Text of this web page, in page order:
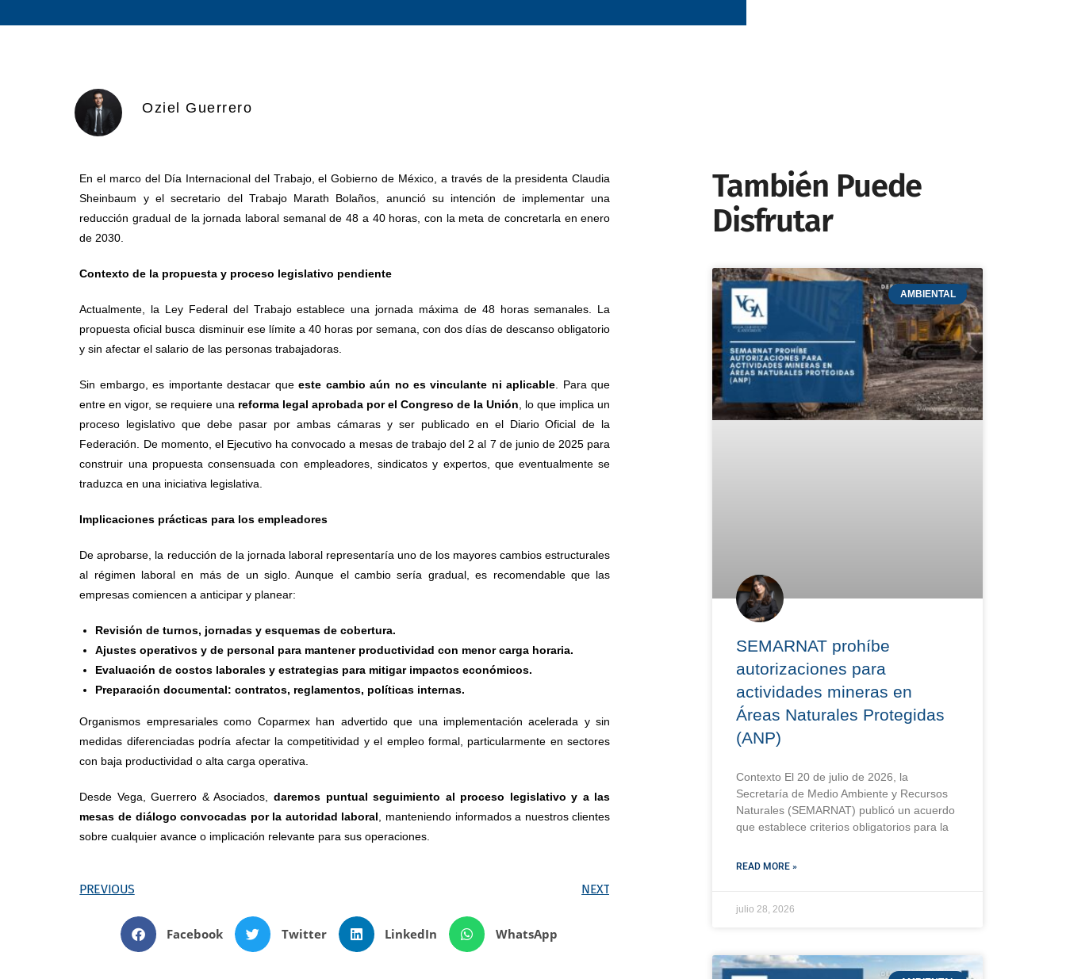
Oziel Guerrero
En el marco del Día Internacional del Trabajo, el Gobierno de México, a través de la presidenta Claudia
Sheinbaum y el secretario del Trabajo Marath Bolaños, anunció su intención de implementar una
reducción gradual de la jornada laboral semanal de 48 a 40 horas, con la meta de concretarla en enero
de 2030.
Contexto de la propuesta y proceso legislativo pendiente
Actualmente, la Ley Federal del Trabajo establece una jornada máxima de 48 horas semanales. La
propuesta oficial busca disminuir ese límite a 40 horas por semana, con dos días de descanso obligatorio
y sin afectar el salario de las personas trabajadoras.
Sin embargo, es importante destacar queeste cambio aún no es vinculante ni aplicable . Para que
entre en vigor, se requiere una reforma legal aprobada por el Congreso de la Unión , lo que implica un
proceso legislativo que debe pasar por ambas cámaras y ser publicado en el Diario Oficial de la
Federación. De momento, el Ejecutivo ha convocado a mesas de trabajo del 2 al 7 de junio de 2025 para
construir una propuesta consensuada con empleadores, sindicatos y expertos, que eventualmente se
traduzca en una iniciativa legislativa.
Implicaciones prácticas para los empleadores
De aprobarse, la reducción de la jornada laboral representaría uno de los mayores cambios estructurales
al régimen laboral en más de un siglo. Aunque el cambio sería gradual, es recomendable que las
empresas comiencen a anticipar y planear:
Revisión de turnos, jornadas y esquemas de cobertura.
Ajustes operativos y de personal para mantener productividad con menor carga horaria.
Evaluación de costos laborales y estrategias para mitigar impactos económicos.
Preparación documental: contratos, reglamentos, políticas internas.
Organismos empresariales como Coparmex han advertido que una implementación acelerada y sin
medidas diferenciadas podría afectar la competitividad y el empleo formal, particularmente en sectores
con baja productividad o alta carga operativa.
Desde Vega, Guerrero & Asociados,daremos puntual seguimiento al proceso legislativo y a las
mesas de diálogo convocadas por la autoridad laboral , manteniendo informados a nuestros clientes
sobre cualquier avance o implicación relevante para sus operaciones.
PREVIOUS NEXT
Facebook Twitter LinkedIn WhatsApp
También Puede
Disfrutar
AMBIENTAL
SEMARNAT prohíbe
autorizaciones para
actividades mineras en
Áreas Naturales Protegidas
(ANP)
Contexto El 20 de julio de 2026, la
Secretaría de Medio Ambiente y Recursos
Naturales (SEMARNAT) publicó un acuerdo
que establece criterios obligatorios para la
READ MORE »
julio 28, 2026